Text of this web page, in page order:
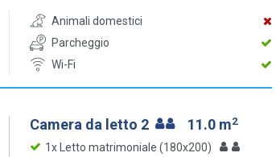
Animali domestici
Parcheggio
Wi-Fi
Camera da letto 2 11.0 m2
1x Letto matrimoniale (180x200)